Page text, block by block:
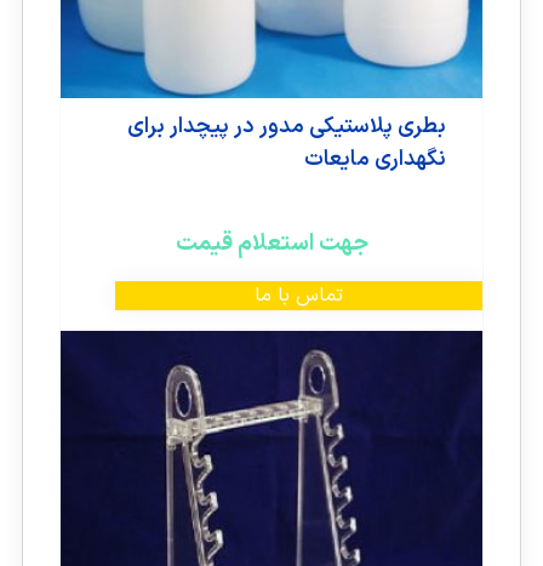
بطری پلاستیکی مدور در پیچدار برای
نگهداری مایعات
جهت استعلام قیمت
تماس با ما